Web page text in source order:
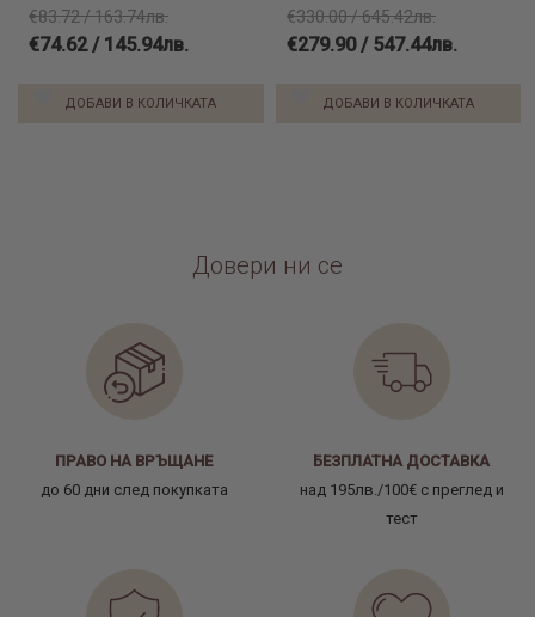
€83.72 / 163.74лв.
€74.62 / 145.94лв.
ДОБАВИ В КОЛИЧКАТА
€330.00 / 645.42лв.
€279.90 / 547.44лв.
ДОБАВИ В КОЛИЧКАТА
Довери ни се
ПРАВО НА ВРЪЩАНЕ
до 60 дни след покупката
БЕЗПЛАТНА ДОСТАВКА
над 195лв./100€ с преглед и
тест